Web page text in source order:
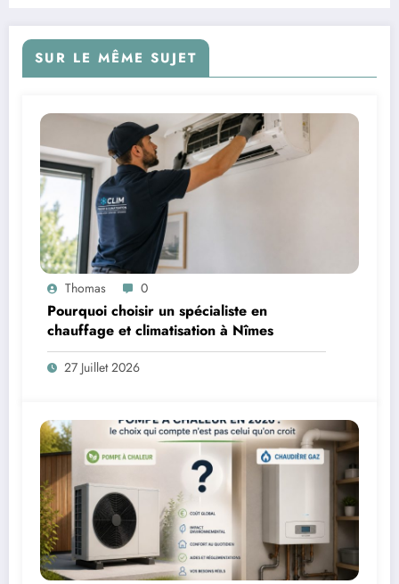
SUR LE MÊME SUJET
Thomas 0
Pourquoi choisir un spécialiste en
chauffage et climatisation à Nîmes
27 Juillet 2026